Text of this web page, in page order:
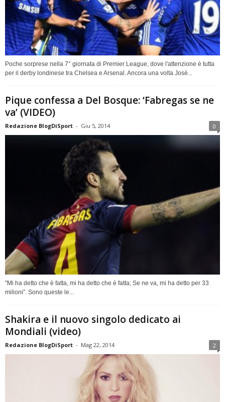
Poche sorprese nella 7° giornata di Premier League, dove l'attenzione è tutta
per il derby londinese tra Chelsea e Arsenal. Ancora una volta Josè...
Pique confessa a Del Bosque: ‘Fabregas se ne
va’ (VIDEO)
Redazione BlogDiSport - Giu 5, 2014 0
"Mi ha detto che è fatta, mi ha detto che è fatta; Se ne va, mi ha detto per 33
milioni”. Sono queste le...
Shakira e il nuovo singolo dedicato ai
Mondiali (video)
Redazione BlogDiSport - Mag 22, 2014 2